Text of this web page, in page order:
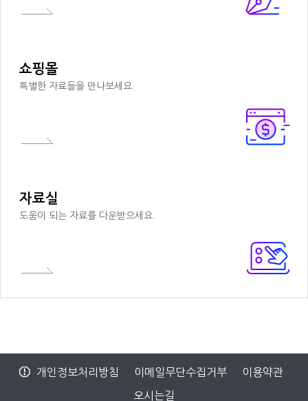
쇼핑몰
특별한 자료들을 만나보세요.
자료실
도움이 되는 자료를 다운받으세요.
개인정보처리방침 이메일무단수집거부 이용약관
오시는길